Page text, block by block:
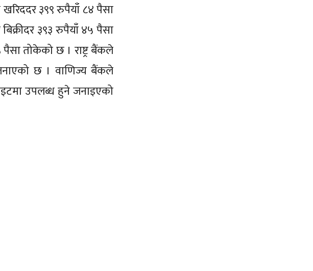
३९९ रुपैयाँ ८४ पैसा
३९३ रुपैयाँ ४५ पैसा
तोकेको छ । राष्ट्र बैंकले
छ । वाणिज्य बैंकले
उपलब्ध हुने जनाइएको